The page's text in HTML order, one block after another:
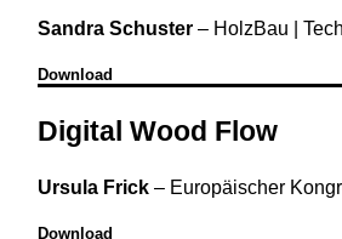
Sandra Schuster – HolzBau |
Download
Digital Wood Flow
Ursula Frick – Europäischer
Download